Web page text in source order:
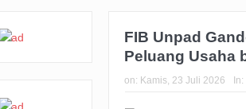
FIB Unpad
Peluang Usaha
on: Kamis, 23 Juli 2026 In: